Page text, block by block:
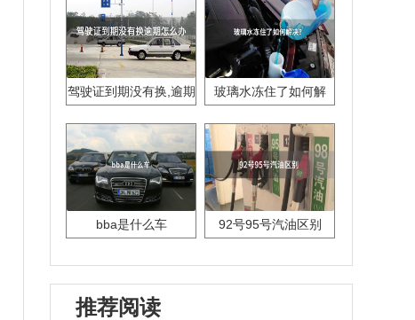
驾驶证到期没有换,逾期
玻璃水冻住了如何解
bba是什么车 92号95号汽油区别
推荐阅读